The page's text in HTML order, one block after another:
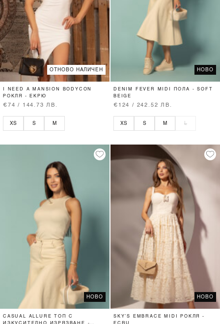
ОТНОВО НАЛИЧЕН
I NEED A MANSION BODYCON
РОКЛЯ - ЕКРЮ
€74 / 144.73 ЛВ.
XS S M
НОВО
DENIM FEVER MIDI ПОЛА - SOFT
BEIGE
€124 / 242.52 ЛВ.
XS S M L
НОВО
CASUAL ALLURE ТОП С
НОВО
SKY’S EMBRACE MIDI РОКЛЯ -